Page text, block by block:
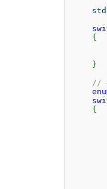
{
}
//
{